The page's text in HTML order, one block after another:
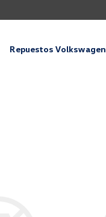
Repuestos Volkswagen